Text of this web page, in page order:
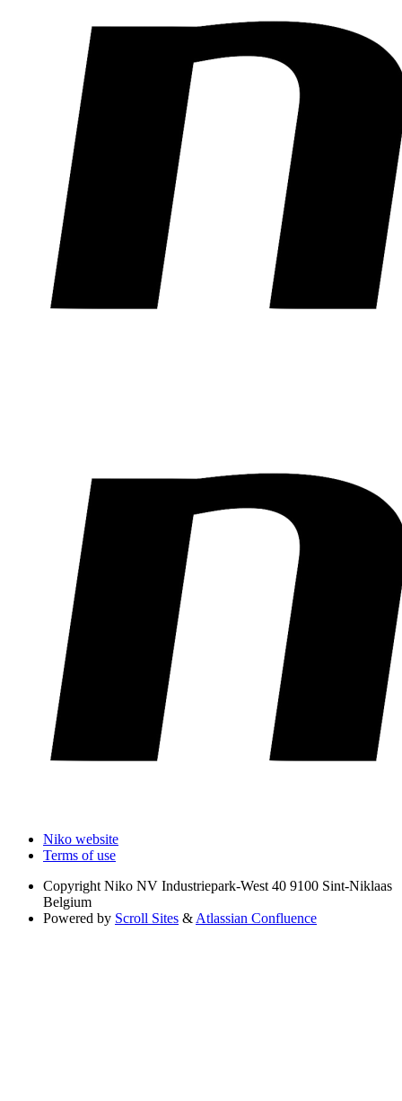
Niko website
Terms of use
Copyright Niko NV Industriepark-West 40 9100 Sint-Niklaas
Belgium
Powered by Scroll Sites & Atlassian Confluence